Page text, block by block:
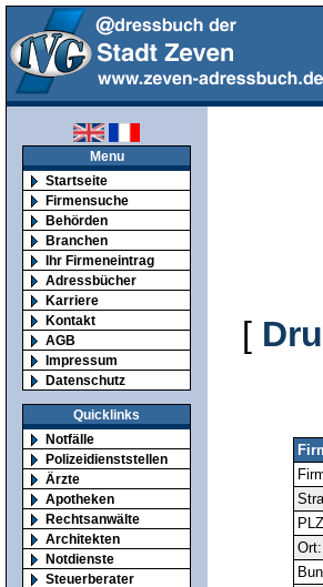
Menu
Startseite
Firmensuche
Behörden
Branchen
Ihr Firmeneintrag
Adressbücher
Karriere
Kontakt
AGB
Impressum
Datenschutz
Quicklinks
Notfälle
Polizeidienststellen
Ärzte
Apotheken
Rechtsanwälte
Architekten
Notdienste
Steuerberater
[
Ort: